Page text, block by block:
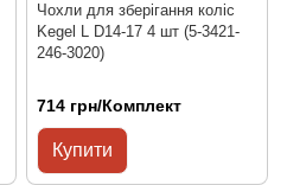
Чохли для зберігання коліс
Kegel L D14-17 4 шт (5-3421-
246-3020)
714 грн/Комплект
Купити